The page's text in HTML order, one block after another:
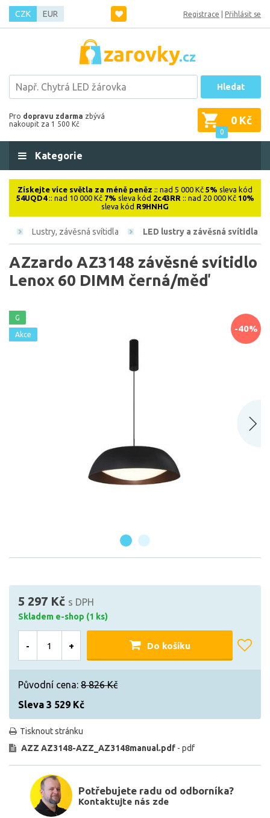
CZK EUR Registrace Přihlásit se
Hledat
Pro dopravu zdarma zbývá
nakoupit za 1 500 Kč
0
0 Kč
Kategorie
Získejte více světla za méně peněz :: nad 5 000 Kč 5% sleva kód
54UQD4:: nad 10 000 Kč 7% sleva kód 2c43RR :: nad 20 000 Kč 10%
sleva kód R9HNHG
Lustry, závěsná svítidla LED lustry a závěsná svítidla
AZzardo AZ3148 závěsné svítidlo
Lenox 60 DIMM černá/měď
-40%
G
Akce
5 297 Kč s DPH
Skladem e-shop (1 ks)
- + Do košíku
Původní cena: 8 826 Kč
Sleva 3 529 Kč
Tisknout stránku
AZZ AZ3148-AZZ_AZ3148manual.pdf - pdf
Potřebujete radu od odborníka?
Kontaktujte nás zde